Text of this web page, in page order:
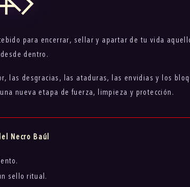
para encerrar, sellar y apartar de tu vida
dentro.
las desgracias, las ataduras, las envidias y los
nueva etapa de fuerza, limpieza y protección.
Necro Baúl
sello ritual.